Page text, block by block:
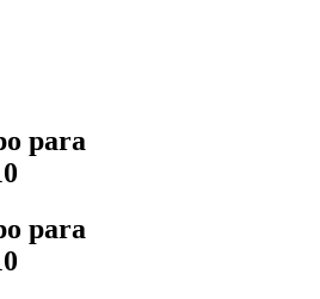
para
para